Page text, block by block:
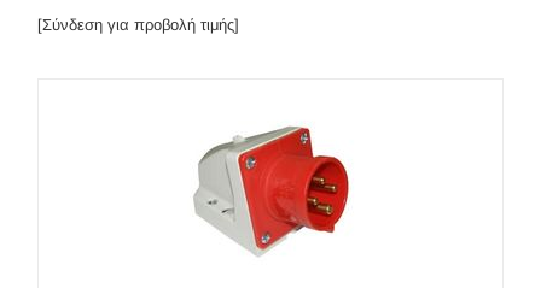
[Σύνδεση για προβολή τιμής]